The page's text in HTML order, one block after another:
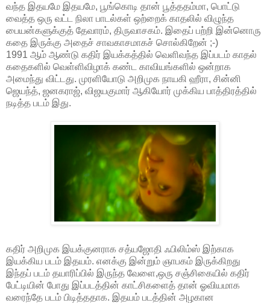
வந்த இதயமே இதயமே, பூங்கொடி தான் பூத்ததம்மா, பொட்டு
வைத்த ஒரு வட்ட நிலா பாடல்கள் ஒற்றைக் காதலில் விழுந்த
பையன்களுக்குத் தேவாரம், திருவாசகம். இதைப் பற்றி இன்னொரு
கதை இருக்கு அதைச் சாவகாசமாகச் சொல்கிறேன் ;-)
1991 ஆம் ஆண்டு கதிர் இயக்கத்தில் வெளிவந்த இப்படம் காதல்
கதைகளில் வெள்ளிவிழாக் கண்ட காவியங்களில் ஒன்றாக
அமைந்து விட்டது. முரளியோடு அறிமுக நாயகி ஹீரா, சின்னி
ஜெயந்த், ஜனகராஜ், விஜயகுமார் ஆகியோர் முக்கிய பாத்திரத்தில்
நடித்த படம் இது.
கதிர் அறிமுக இயக்குனராக சத்யஜோதி ஃபிலிம்ஸ் இற்காக
இயக்கிய படம் இதயம். எனக்கு இன்றும் ஞாபகம் இருக்கிறது
இந்தப் படம் தயாரிப்பில் இருந்த வேளை,ஒரு சஞ்சிகையில் கதிர்
பேட்டியின் போது இப்படத்தின் காட்சிகளைத் தான் ஓவியமாக
வரைந்தே படம் பிடித்ததாக. இதயம் படத்தின் அழகான